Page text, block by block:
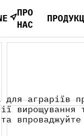
ПРО
НАС
аграріїв
вирощування